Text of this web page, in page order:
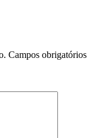
Campos obrigatórios